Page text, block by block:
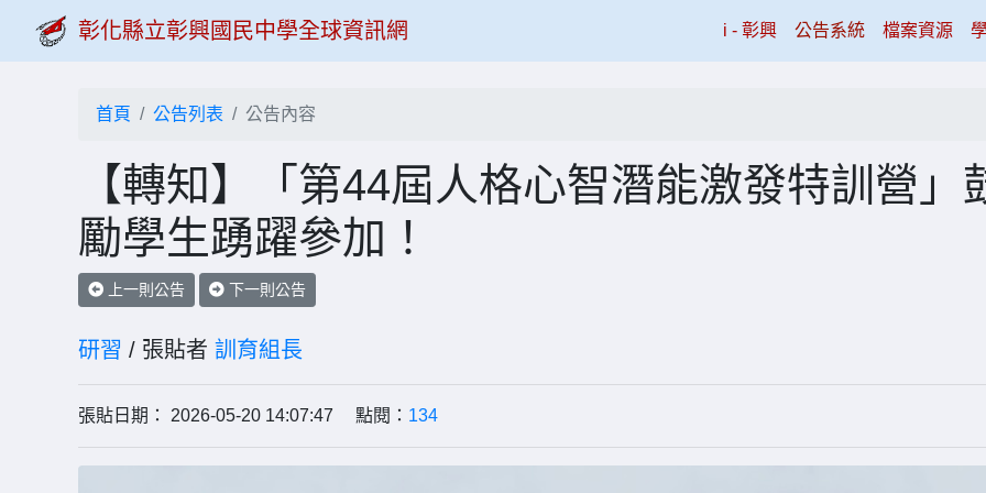
彰化縣立彰興國民中學全球資訊網 i - 彰興(current)
公告系統 檔案資源
首頁 公告列表 公告內容
【轉知】「第44屆人格心智潛能激發特訓營」
勵學生踴躍參加！
上一則公告 下一則公告
研習 / 張貼者 訓育組長
張貼日期： 2026-05-20 14:07:47 點閱： 134